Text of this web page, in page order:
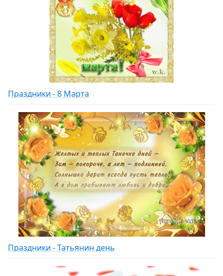
Праздники - 8 Марта
Праздники - Татьянин день